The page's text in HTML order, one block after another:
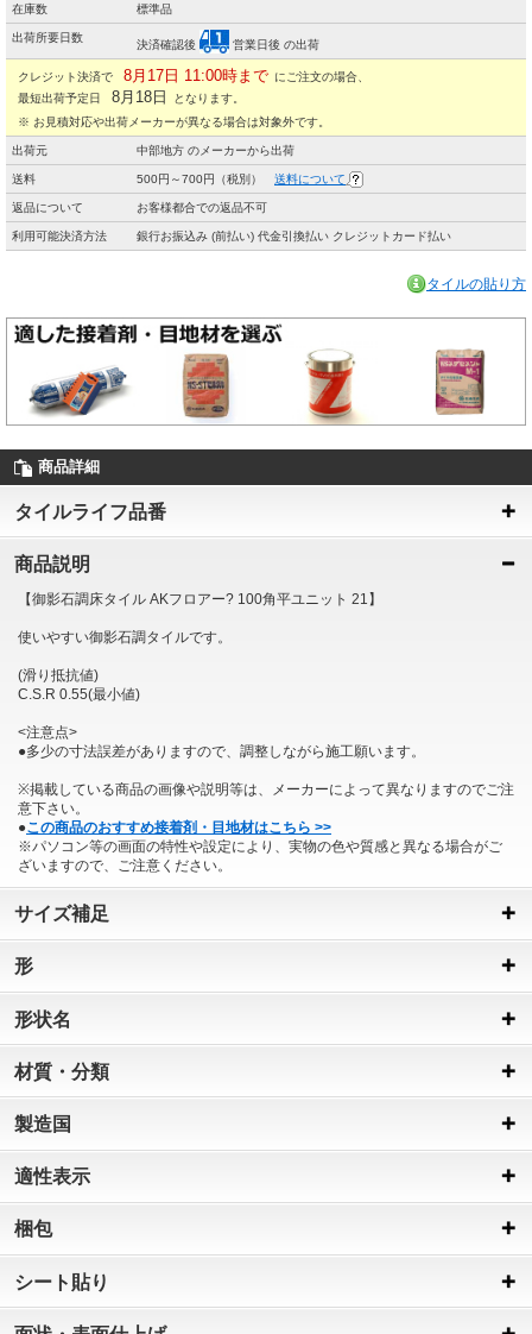
在庫数 標準品
出荷所要日数
決済確認後 営業日後 の出荷
クレジット決済で 8月17日 11:00時まで にご注文の場合、
最短出荷予定日
8月18日
となります。
※ お見積対応や出荷メーカーが異なる場合は対象外です。
出荷元 中部地方 のメーカーから出荷
送料 500円～700円（税別） 送料について
返品について お客様都合での返品不可
利用可能決済方法 銀行お振込み (前払い) 代金引換払い クレジットカード払い
タイルの貼り方
商品詳細
タイルライフ品番
商品説明
【御影石調床タイル AKフロアー? 100角平ユニット 21】
使いやすい御影石調タイルです。
(滑り抵抗値)
C.S.R 0.55(最小値)
<注意点>
●多少の寸法誤差がありますので、調整しながら施工願います。
※掲載している商品の画像や説明等は、メーカーによって異なりますのでご注
意下さい。
●この商品のおすすめ接着剤・目地材はこちら >>
※パソコン等の画面の特性や設定により、実物の色や質感と異なる場合がご
ざいますので、ご注意ください。
サイズ補足
形
形状名
材質・分類
製造国
適性表示
梱包
シート貼り